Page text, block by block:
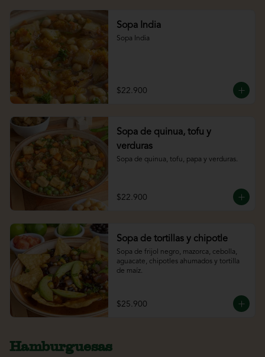
Sopa India
Sopa India
$22.900
Sopa de quinua, tofu y
verduras
Sopa de quinua, tofu, papa y verduras.
$22.900
Sopa de tortillas y chipotle
Sopa de frijol negro, mazorca, cebolla,
aguacate, chipotles ahumados y tortilla
de maíz.
$25.900
Hamburguesas